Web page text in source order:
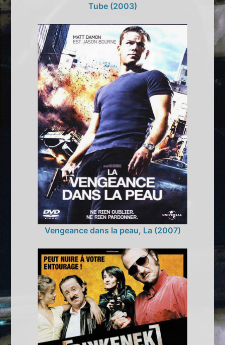
Tube (2003)
Vengeance dans la peau, La (2007)